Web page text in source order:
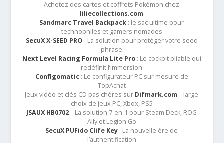
Achetez des cartes et coffrets Pokémon chez
liliecollections.com
Sandmarc Travel Backpack : le sac ultime pour
technophiles et gamers nomades
SecuX X-SEED PRO : La solution pour protéger votre seed
phrase
Next Level Racing Formula Lite Pro: Le cockpit pliable qui
redéfinit l’immersion
Configomatic: Le configurateur PC sur mesure de
TopAchat
Jeux vidéo et clés CD pas chères sur Difmark.com – large
choix de jeux PC, Xbox, PS5
JSAUX HB0702– La solution 7-en-1 pour Steam Deck, ROG
Ally et Legion Go
SecuX PUFido Clife Key : La nouvelle ère de
l’authentification